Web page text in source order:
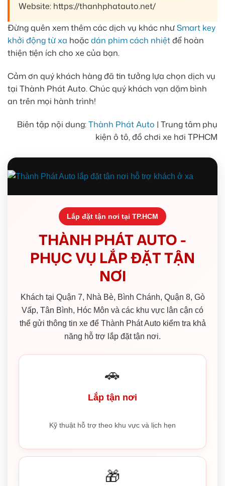
Website: https://thanhphatauto.net/
Đừng quên xem thêm các dịch vụ khác nhưSmart key
khởi động từ xa hoặcdán phim cách nhiệtđể hoàn
thiện tiện ích cho xe của bạn.
Cảm ơn quý khách hàng đã tin tưởng lựa chọn dịch vụ
tại Thành Phát Auto. Chúc quý khách vạn dặm bình
an trên mọi hành trình!
Biên tập nội dung:Thành Phát Auto | Trung tâm phụ
kiện ô tô, đồ chơi xe hơi TPHCM
Lắp đặt tận nơi tại TP.HCM
THÀNH PHÁT AUTO -
PHỤC VỤ LẮP ĐẶT TẬN
NƠI
Khách tại Quận 7, Nhà Bè, Bình Chánh, Quận 8, Gò
Vấp, Tân Bình, Hóc Môn và các khu vực lân cận có
thể gửi thông tin xe để Thành Phát Auto kiểm tra khả
năng hỗ trợ lắp đặt tận nơi.
🚗
Lắp tận nơi
Kỹ thuật hỗ trợ theo khu vực và lịch hẹn
🎁